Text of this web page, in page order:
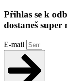
Přihlas se k
dostaneš
E-mail